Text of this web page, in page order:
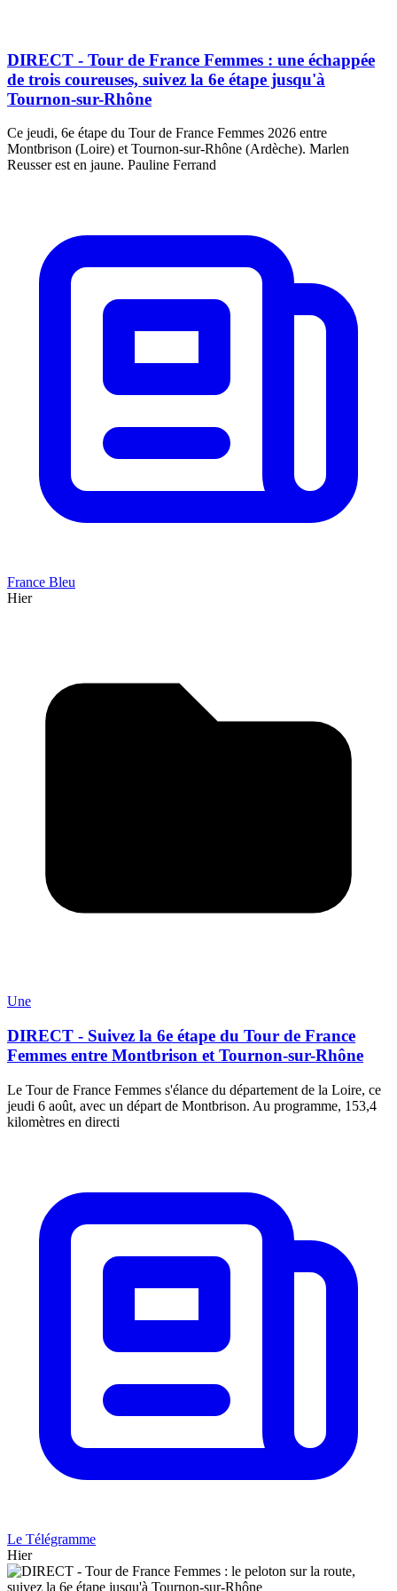
DIRECT - Tour de France Femmes : une échappée
de trois coureuses, suivez la 6e étape jusqu'à
Tournon-sur-Rhône
Ce jeudi, 6e étape du Tour de France Femmes 2026 entre
Montbrison (Loire) et Tournon-sur-Rhône (Ardèche). Marlen
Reusser est en jaune. Pauline Ferrand
France Bleu
Hier
Une
DIRECT - Suivez la 6e étape du Tour de France
Femmes entre Montbrison et Tournon-sur-Rhône
Le Tour de France Femmes s'élance du département de la Loire, ce
jeudi 6 août, avec un départ de Montbrison. Au programme, 153,4
kilomètres en directi
Le Télégramme
Hier